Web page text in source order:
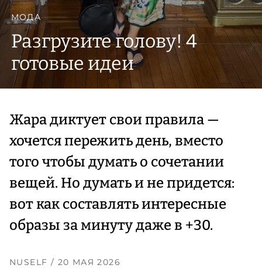
МОДА
Разгрузите голову! 4
готовые идеи
Жара диктует свои правила —
хочется пережить день, вместо
того чтобы думать о сочетании
вещей. Но думать и не придется:
вот как составлять интересные
образы за минуту даже в +30.
NUSELF / 20 МАЯ 2026